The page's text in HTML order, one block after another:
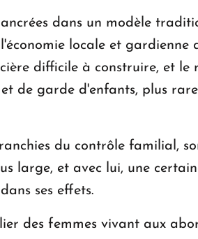
dans un modèle
locale et gardienne
difficile à construire, et
de garde d'enfants, plus
du contrôle familial,
large, et avec lui, une
ses effets.
des femmes vivant aux